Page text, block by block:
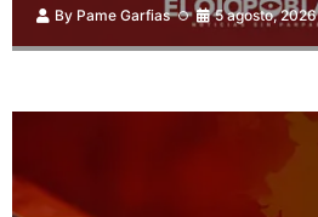
By Pame Garfias 5 agosto, 2026